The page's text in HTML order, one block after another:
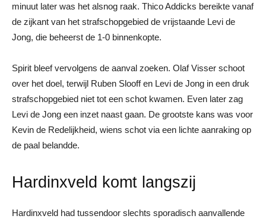
minuut later was het alsnog raak. Thico Addicks bereikte vanaf
de zijkant van het strafschopgebied de vrijstaande Levi de
Jong, die beheerst de 1-0 binnenkopte.
Spirit bleef vervolgens de aanval zoeken. Olaf Visser schoot
over het doel, terwijl Ruben Slooff en Levi de Jong in een druk
strafschopgebied niet tot een schot kwamen. Even later zag
Levi de Jong een inzet naast gaan. De grootste kans was voor
Kevin de Redelijkheid, wiens schot via een lichte aanraking op
de paal belandde.
Hardinxveld komt langszij
Hardinxveld had tussendoor slechts sporadisch aanvallende